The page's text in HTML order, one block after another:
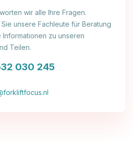
wir alle Ihre Fragen.
unsere Fachleute für Beratung
zu unseren
Teilen.
030 245